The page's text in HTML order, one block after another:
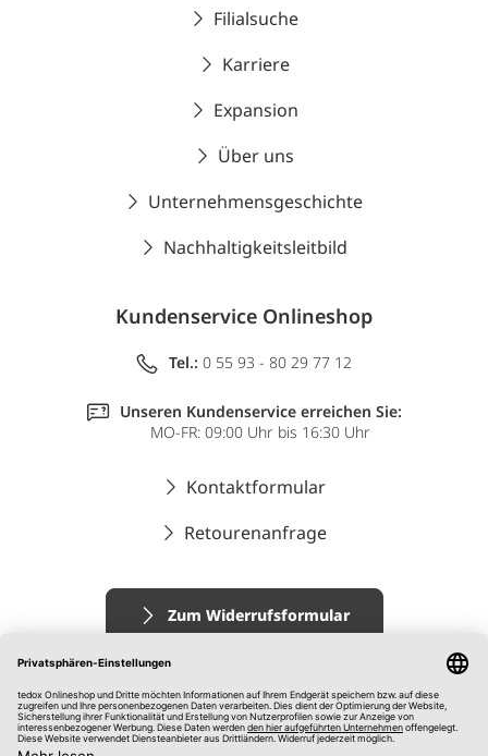
Filialsuche
Karriere
Expansion
Über uns
Unternehmensgeschichte
Nachhaltigkeitsleitbild
Kundenservice Onlineshop
Tel.: 0 55 93 - 80 29 77 12
Unseren Kundenservice erreichen Sie:
MO-FR: 09:00 Uhr bis 16:30 Uhr
Kontaktformular
Retourenanfrage
Zum Widerrufsformular
Impressum
AGB